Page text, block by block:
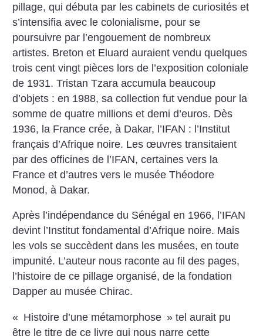
pillage, qui débuta par les cabinets de curiosités et
s’intensifia avec le colonialisme, pour se
poursuivre par l’engouement de nombreux
artistes. Breton et Eluard auraient vendu quelques
trois cent vingt pièces lors de l’exposition coloniale
de 1931. Tristan Tzara accumula beaucoup
d’objets : en 1988, sa collection fut vendue pour la
somme de quatre millions et demi d’euros. Dès
1936, la France crée, à Dakar, l’IFAN : l’Institut
français d’Afrique noire. Les œuvres transitaient
par des officines de l’IFAN, certaines vers la
France et d’autres vers le musée Théodore
Monod, à Dakar.
Après l’indépendance du Sénégal en 1966, l’IFAN
devint l’Institut fondamental d’Afrique noire. Mais
les vols se succèdent dans les musées, en toute
impunité. L’auteur nous raconte au fil des pages,
l’histoire de ce pillage organisé, de la fondation
Dapper au musée Chirac.
« Histoire d’une métamorphose » tel aurait pu
être le titre de ce livre qui nous narre cette